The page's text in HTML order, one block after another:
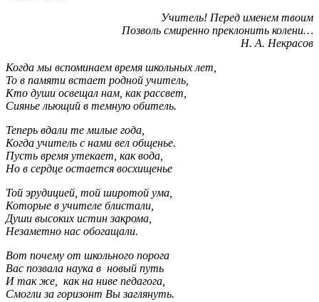
Учитель! Перед именем твоим
Позволь смиренно преклонить колени…
Н. А. Некрасов
Когда мы вспоминаем время школьных лет,
То в памяти встает родной учитель,
Кто души освещал нам, как рассвет,
Сиянье льющий в темную обитель.
Теперь вдали те милые года,
Когда учитель с нами вел общенье.
Пусть время утекает, как вода,
Но в сердце остается восхищенье
Той эрудицией, той широтой ума,
Которые в учителе блистали,
Души высоких истин закрома,
Незаметно нас обогащали.
Вот почему от школьного порога
Вас позвала наука в новый путь
И так же, как на ниве педагога,
Смогли за горизонт Вы заглянуть.